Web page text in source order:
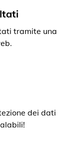
tramite una
dei dati